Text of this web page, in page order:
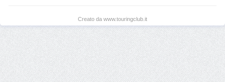
Creato da www.touringclub.it